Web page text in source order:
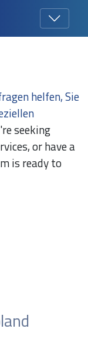
helfen, Sie
seeking
or have a
is ready to